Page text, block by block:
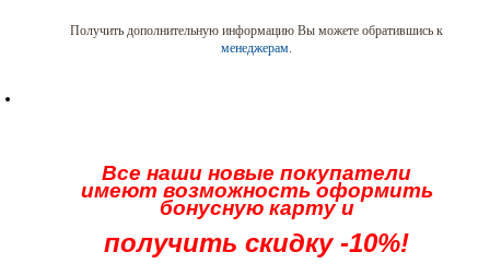
Получить дополнительную информацию Вы можете обратившись к
менеджерам
Все наши новые покупатели
имеют возможность оформить
бонусную карту и
получить скидку -10%!